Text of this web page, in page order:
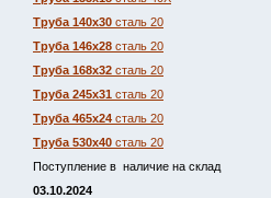
Труба 140х30 сталь 20
Труба 146х28 сталь 20
Труба 168х32 сталь 20
Труба 245х31 сталь 20
Труба 465х24 сталь 20
Труба 530х40 сталь 20
Поступление в наличие на склад
03.10.2024